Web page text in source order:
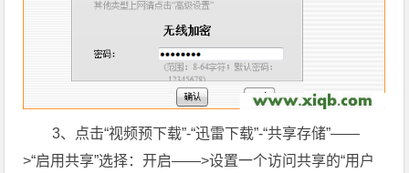
3、点击“视频预下载”-“迅雷下载”-“共享存储”——
>“启用共享”选择：开启——>设置一个访问共享的“用户